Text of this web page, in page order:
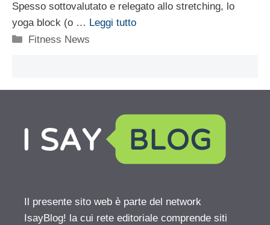
Spesso sottovalutato e relegato allo stretching, lo
yoga block (o … Leggi tutto
Categorie
Fitness News
Il presente sito web è parte del network
IsayBlog! la cui rete editoriale comprende siti